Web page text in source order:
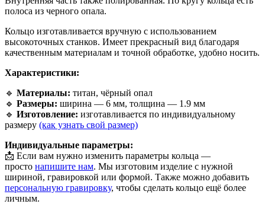
полоса из черного опала.
Кольцо изготавливается вручную с использованием
высокоточных станков. Имеет прекрасный вид благодаря
качественным материалам и точной обработке, удобно носить.
Характеристики:
🔹 Материалы: титан, чёрный опал
🔹 Размеры: ширина — 6 мм, толщина — 1.9 мм
🔹 Изготовление: изготавливается по индивидуальному
размеру (как узнать свой размер)
Индивидуальные параметры:
📩 Если вам нужно изменить параметры кольца —
просто напишите нам. Мы изготовим изделие с нужной
шириной, гравировкой или формой. Также можно добавить
персональную гравировку, чтобы сделать кольцо ещё более
личным.